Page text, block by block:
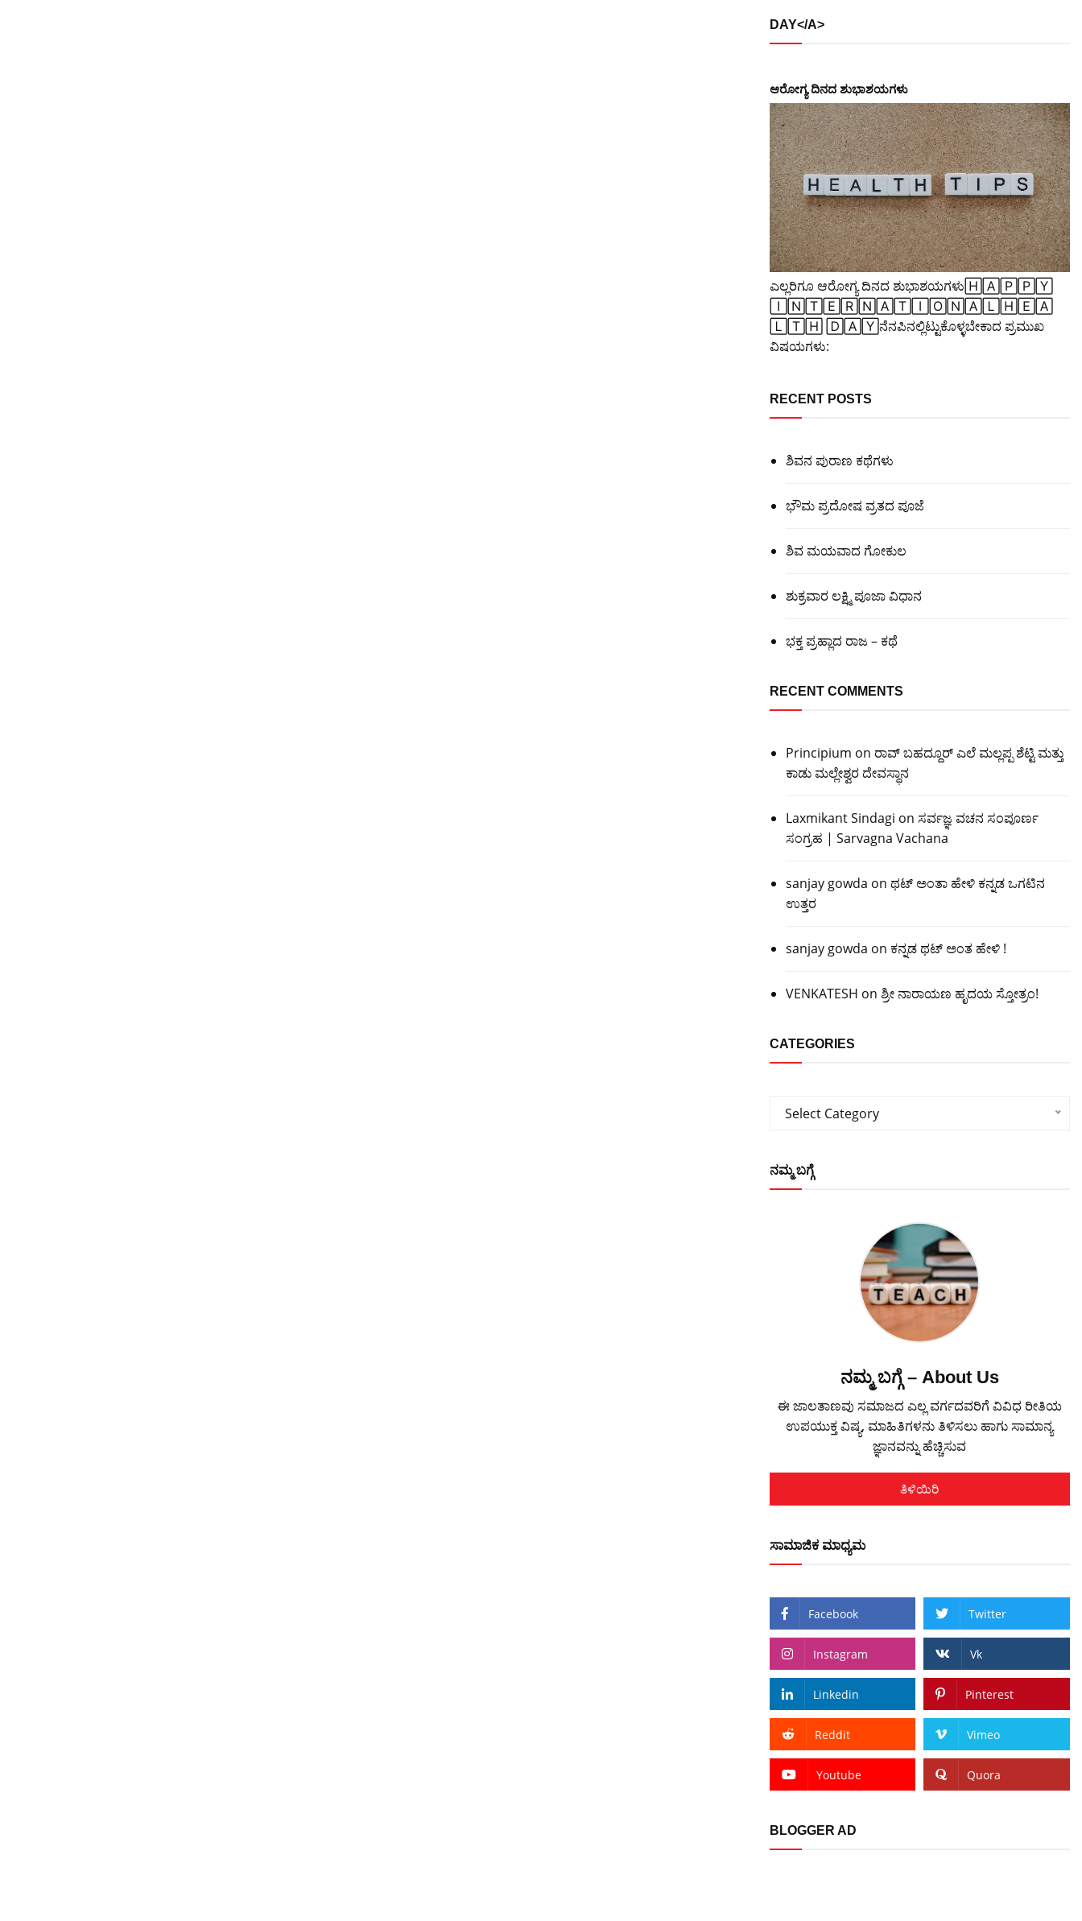
DAY</A>
ಆರೋಗ್ಯ ದಿನದ ಶುಭಾಶಯಗಳು
ಎಲ್ಲರಿಗೂ ಆರೋಗ್ಯ ದಿನದ ಶುಭಾಶಯಗಳು🄷🄰🄿🄿🅈
🄸🄽🅃🄴🅁🄽🄰🅃🄸🄾🄽🄰🄻🄷🄴🄰
🄻🅃🄷 🄳🄰🅈ನೆನಪಿನಲ್ಲಿಟ್ಟುಕೊಳ್ಳಬೇಕಾದ ಪ್ರಮುಖ
ವಿಷಯಗಳು:
RECENT POSTS
ಶಿವನ ಪುರಾಣ ಕಥೆಗಳು
ಭೌಮ ಪ್ರದೋಷ ವ್ರತದ ಪೂಜೆ
ಶಿವ ಮಯವಾದ ಗೋಕುಲ
ಶುಕ್ರವಾರ ಲಕ್ಷ್ಮಿ ಪೂಜಾ ವಿಧಾನ
ಭಕ್ತ ಪ್ರಹ್ಲಾದ ರಾಜ – ಕಥೆ
RECENT COMMENTS
Principium on ರಾವ್ ಬಹದ್ದೂರ್ ಎಲೆ ಮಲ್ಲಪ್ಪ ಶೆಟ್ಟಿ ಮತ್ತು
ಕಾಡು ಮಲ್ಲೇಶ್ವರ ದೇವಸ್ಥಾನ
Laxmikant Sindagi on ಸರ್ವಜ್ಞ ವಚನ ಸಂಪೂರ್ಣ
ಸಂಗ್ರಹ | Sarvagna Vachana
sanjay gowda on ಥಟ್ ಅಂತಾ ಹೇಳಿ ಕನ್ನಡ ಒಗಟಿನ
ಉತ್ತರ
sanjay gowda on ಕನ್ನಡ ಥಟ್ ಅಂತ ಹೇಳಿ !
VENKATESH on ಶ್ರೀ ನಾರಾಯಣ ಹೃದಯ ಸ್ತೋತ್ರಂ!
CATEGORIES
Categories
Select Category
ನಮ್ಮ ಬಗ್ಗೆ
ನಮ್ಮ ಬಗ್ಗೆ – About Us
ಈ ಜಾಲತಾಣವು ಸಮಾಜದ ಎಲ್ಲ ವರ್ಗದವರಿಗೆ ವಿವಿಧ ರೀತಿಯ
ಉಪಯುಕ್ತ ವಿಷ್ಯ, ಮಾಹಿತಿಗಳನು ತಿಳಿಸಲು ಹಾಗು ಸಾಮಾನ್ಯ
ಜ್ಞಾನವನ್ನು ಹೆಚ್ಚಿಸುವ
ತಿಳಿಯಿರಿ
ಸಾಮಾಜಿಕ ಮಾಧ್ಯಮ
Facebook Twitter
Instagram Vk
Linkedin Pinterest
Reddit Vimeo
Youtube Quora
BLOGGER AD